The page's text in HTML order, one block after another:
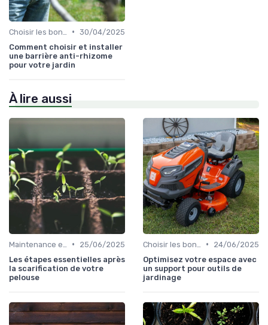
• 30/04/2025
Comment choisir et installer
une barrière anti-rhizome
pour votre jardin
À lire aussi
•
25/06/2025
Les étapes essentielles après
la scarification de votre
pelouse
•
24/06/2025
Optimisez votre espace avec
un support pour outils de
jardinage